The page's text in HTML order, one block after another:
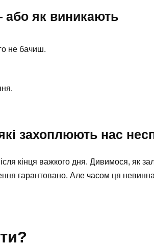
або як виникають
не бачиш.
захоплюють нас
кінця важкого дня. Дивимося, як
гарантовано. Але часом ця